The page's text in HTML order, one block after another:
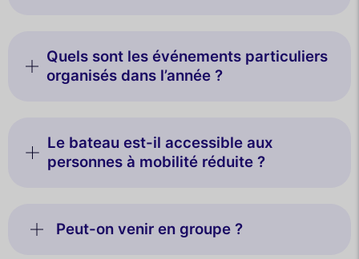
Quels sont les événements particuliers
organisés dans l’année ?
Le bateau est-il accessible aux
personnes à mobilité réduite ?
Peut-on venir en groupe ?